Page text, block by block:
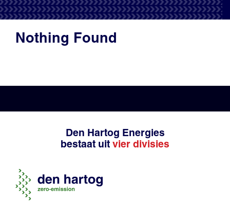
Productadvies
Nothing Found
Den Hartog Energies
bestaat uit vier divisies